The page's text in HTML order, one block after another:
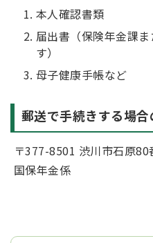
本人確認書類
届出書（保険年金課
す）
母子健康手帳など
郵送で手続きする場
〒377-8501 渋川市石原
国保年金係